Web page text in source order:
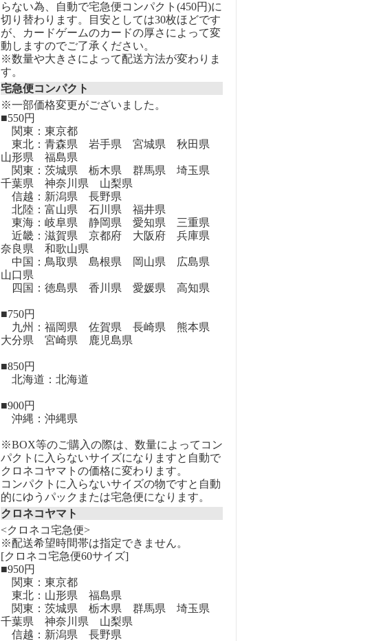
らない為、自動で宅急便コンパクト(450円)に
切り替わります。目安としては30枚ほどです
が、カードゲームのカードの厚さによって変
動しますのでご了承ください。
※数量や大きさによって配送方法が変わりま
す。
宅急便コンパクト
※一部価格変更がございました。
■550円
関東：東京都
東北：青森県 岩手県 宮城県 秋田県
山形県 福島県
関東：茨城県 栃木県 群馬県 埼玉県
千葉県 神奈川県 山梨県
信越：新潟県 長野県
北陸：富山県 石川県 福井県
東海：岐阜県 静岡県 愛知県 三重県
近畿：滋賀県 京都府 大阪府 兵庫県
奈良県 和歌山県
中国：鳥取県 島根県 岡山県 広島県
山口県
四国：徳島県 香川県 愛媛県 高知県
■750円
九州：福岡県 佐賀県 長崎県 熊本県
大分県 宮崎県 鹿児島県
■850円
北海道：北海道
■900円
沖縄：沖縄県
※BOX等のご購入の際は、数量によってコン
パクトに入らないサイズになりますと自動で
クロネコヤマトの価格に変わります。
コンパクトに入らないサイズの物ですと自動
的にゆうパックまたは宅急便になります。
クロネコヤマト
<クロネコ宅急便>
※配送希望時間帯は指定できません。
[クロネコ宅急便60サイズ]
■950円
関東：東京都
東北：山形県 福島県
関東：茨城県 栃木県 群馬県 埼玉県
千葉県 神奈川県 山梨県
信越：新潟県 長野県